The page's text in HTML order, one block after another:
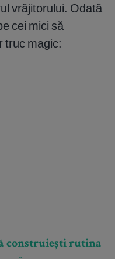
vrăjitorului. Odată
cei mici să
truc magic:
construiești rutina